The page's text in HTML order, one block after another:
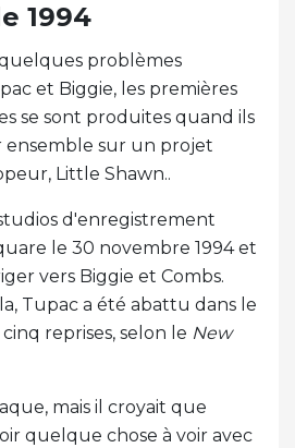
1994
problèmes
et Biggie, les premières
se sont produites quand ils
ensemble sur un projet
Little Shawn..
d'enregistrement
le 30 novembre 1994 et
vers Biggie et Combs.
Tupac a été abattu dans le
reprises, selon le New
mais il croyait que
quelque chose à voir avec